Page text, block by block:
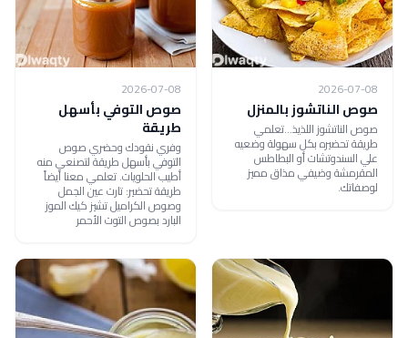
2026-07-08
صوص الناتشوز بالمنزل
صوص الناتشوز اللذيذ...تعلمي
طريقة تحضيره بكل سهولة وضعيه
علي السندوتشات أو البطاطس
المقرمشة وضيفي مذاق مميز
لوصفاتك.
2026-07-08
صوص التوفي بأسهل
طريقة
وفري نقودك وحضري صوص
التوفي بأسهل طريقة لتصنعي منه
أطيب الحلويات. تعلمي معنا أيضاً
طريقة تحضير: تارت عين الجمل
وصوص الكراميل تشيز كيك الموز
البارد بصوص التوت الأحمر